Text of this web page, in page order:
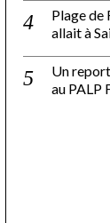
Plage de
allait à
Un
au PALP